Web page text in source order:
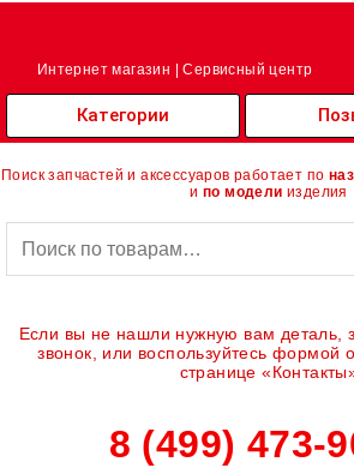
Перейти
Интернет магазин | Сервисный центр
Категории
Поиск запчастей и аксессуаров работает по
и по модели изделия
Если вы не нашли нужную вам деталь,
звонок, или воспользуйтесь формой
странице
8 (499) 473-